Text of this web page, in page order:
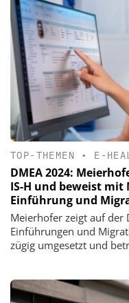
TOP-THEMEN • E-
DMEA 2024:
IS-H und beweist mit
Einführung und
Meierhofer zeigt auf der
Einführungen und
zügig umgesetzt und